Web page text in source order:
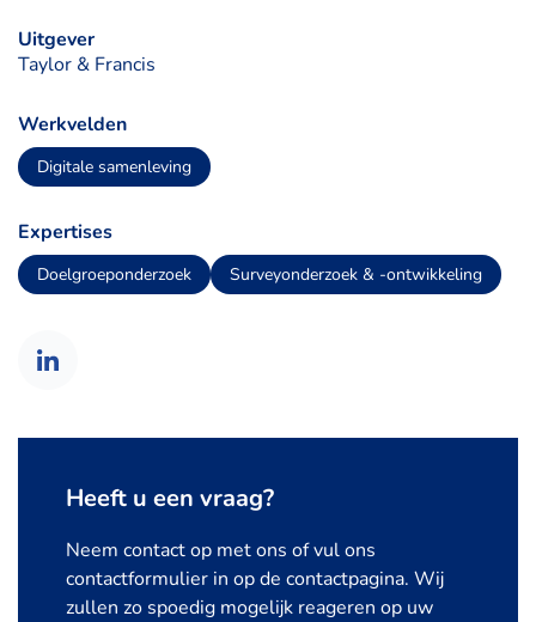
Uitgever
Taylor & Francis
Werkvelden
Digitale samenleving
Expertises
Doelgroeponderzoek Surveyonderzoek & -ontwikkeling
Heeft u een vraag?
Neem contact op met ons of vul ons
contactformulier in op de contactpagina. Wij
zullen zo spoedig mogelijk reageren op uw